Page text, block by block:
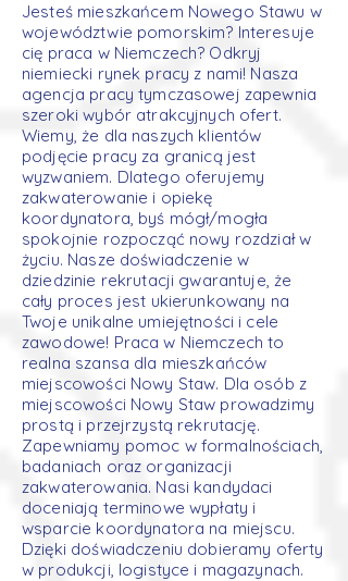
Jesteś mieszkańcem Nowego Stawu w
województwie pomorskim? Interesuje
cię praca w Niemczech? Odkryj
niemiecki rynek pracy z nami! Nasza
agencja pracy tymczasowej zapewnia
szeroki wybór atrakcyjnych ofert.
Wiemy, że dla naszych klientów
podjęcie pracy za granicą jest
wyzwaniem. Dlatego oferujemy
zakwaterowanie i opiekę
koordynatora, byś mógł/mogła
spokojnie rozpocząć nowy rozdział w
życiu. Nasze doświadczenie w
dziedzinie rekrutacji gwarantuje, że
cały proces jest ukierunkowany na
Twoje unikalne umiejętności i cele
zawodowe! Praca w Niemczech to
realna szansa dla mieszkańców
miejscowości Nowy Staw. Dla osób z
miejscowości Nowy Staw prowadzimy
prostą i przejrzystą rekrutację.
Zapewniamy pomoc w formalnościach,
badaniach oraz organizacji
zakwaterowania. Nasi kandydaci
doceniają terminowe wypłaty i
wsparcie koordynatora na miejscu.
Dzięki doświadczeniu dobieramy oferty
w produkcji, logistyce i magazynach.